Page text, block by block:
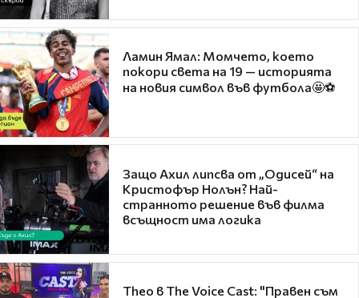
Ламин Ямал: Момчето, което
покори света на 19 — историята
на новия символ във футбола🤩⚽
Защо Ахил липсва от „Одисей“ на
Кристофър Нолън? Най-
странното решение във филма
всъщност има логика
Theo в The Voice Cast: "Правен съм